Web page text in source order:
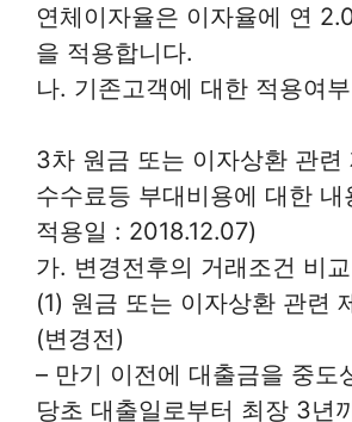
연체이자율은 이자율에 연
을 적용합니다.
나. 기존고객에 대한 적용여
3차 원금 또는 이자상환 관련
수수료등 부대비용에 대한 내
적용일 : 2018.12.07)
가. 변경전후의 거래조건 비교
(1) 원금 또는 이자상환 관련
(변경전)
– 만기 이전에 대출금을 중도
당초 대출일로부터 최장 3년